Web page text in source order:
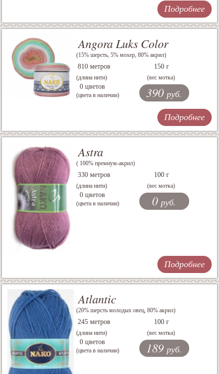
Подробнее
Angora Luks Color
(15% шерсть, 5% мохер, 80% акрил)
810 метров
(длина нити)
150 г
(вес мотка)
0 цветов
(цвета в наличии) 390 руб.
Подробнее
Astra
( 100% премиум-акрил)
330 метров
(длина нити)
100 г
(вес мотка)
0 цветов
(цвета в наличии) 0 руб.
Подробнее
Atlantic
(20% шерсть молодых овец, 80% акрил)
245 метров
(длина нити)
100 г
(вес мотка)
0 цветов
(цвета в наличии) 189 руб.